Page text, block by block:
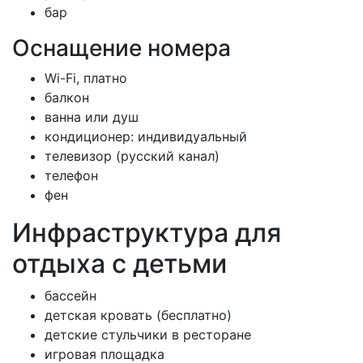
бар
Оснащение номера
Wi-Fi, платно
балкон
ванна или душ
кондиционер: индивидуальный
телевизор (русский канал)
телефон
фен
Инфраструктура для
отдыха с детьми
бассейн
детская кровать (бесплатно)
детские стульчики в ресторане
игровая площадка